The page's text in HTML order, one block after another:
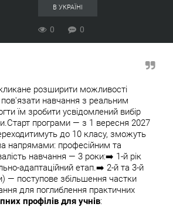
В УКРАЇНІ
0 0
розширити можливості
навчання з реальним
їм зробити усвідомлений вибір
програми — з 1 вересня 2027
до 10 класу, зможуть
напрямами: професійним та
навчання — 3 роки:➡️ 1-й рік
адаптаційний етап.➡️ 2-й та 3-й
— поступове збільшення частки
для поглиблення практичних
профілів для учнів: